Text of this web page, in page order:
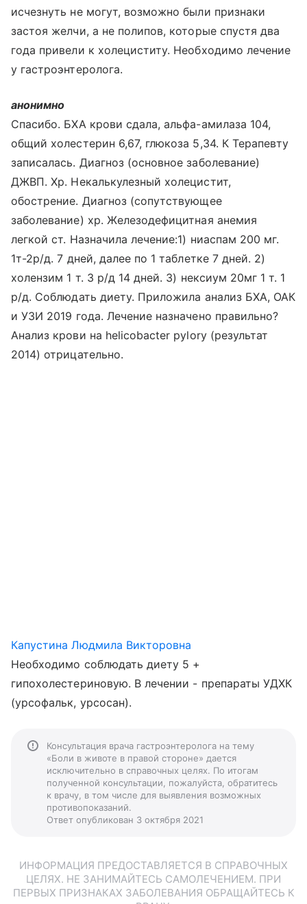
исчезнуть не могут, возможно были признаки
застоя желчи, а не полипов, которые спустя два
года привели к холециститу. Необходимо лечение
у гастроэнтеролога.
анонимно
Спасибо. БХА крови сдала, альфа-амилаза 104,
общий холестерин 6,67, глюкоза 5,34. К Терапевту
записалась. Диагноз (основное заболевание)
ДЖВП. Хр. Некалькулезный холецистит,
обострение. Диагноз (сопутствующее
заболевание) хр. Железодефицитная анемия
легкой ст. Назначила лечение:1) ниаспам 200 мг.
1т-2р/д. 7 дней, далее по 1 таблетке 7 дней. 2)
холензим 1 т. 3 р/д 14 дней. 3) нексиум 20мг 1 т. 1
р/д. Соблюдать диету. Приложила анализ БХА, ОАК
и УЗИ 2019 года. Лечение назначено правильно?
Анализ крови на helicobacter pylory (результат
2014) отрицательно.
Капустина Людмила Викторовна
Необходимо соблюдать диету 5 +
гипохолестериновую. В лечении - препараты УДХК
(урсофальк, урсосан).
Консультация врача гастроэнтеролога на тему
«Боли в животе в правой стороне» дается
исключительно в справочных целях. По итогам
полученной консультации, пожалуйста, обратитесь
к врачу, в том числе для выявления возможных
противопоказаний.
Ответ опубликован 3 октября 2021
ИНФОРМАЦИЯ ПРЕДОСТАВЛЯЕТСЯ В СПРАВОЧНЫХ
ЦЕЛЯХ. НЕ ЗАНИМАЙТЕСЬ САМОЛЕЧЕНИЕМ. ПРИ
ПЕРВЫХ ПРИЗНАКАХ ЗАБОЛЕВАНИЯ ОБРАЩАЙТЕСЬ К